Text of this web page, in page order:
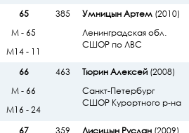
65
385 Умницын Артем(2010)
Ленинградская обл.
СШОР по ЛВС
М - 65
М14 - 11
66
463 Тюрин Алексей(2008)
Санкт-Петербург
СШОР Курортного р-на
М - 66
М16 - 24
67
359 Лисицын Руслан(2009)